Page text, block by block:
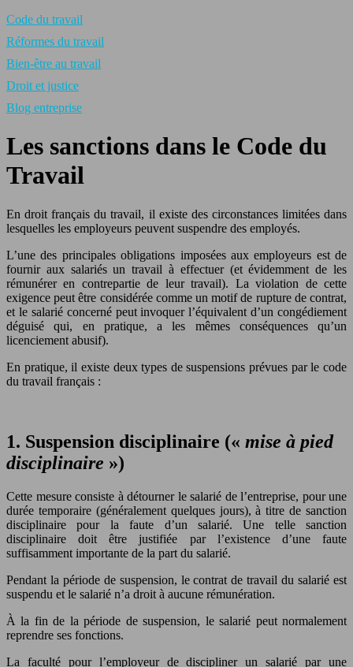
Code du travail
Réformes du travail
Bien-être au travail
Droit et justice
Blog entreprise
Les sanctions dans le Code du
Travail
En droit français du travail, il existe des circonstances limitées dans
lesquelles les employeurs peuvent suspendre des employés.
L’une des principales obligations imposées aux employeurs est de
fournir aux salariés un travail à effectuer (et évidemment de les
rémunérer en contrepartie de leur travail). La violation de cette
exigence peut être considérée comme un motif de rupture de contrat,
et le salarié concerné peut invoquer l’équivalent d’un congédiement
déguisé qui, en pratique, a les mêmes conséquences qu’un
licenciement abusif).
En pratique, il existe deux types de suspensions prévues par le code
du travail français :
1. Suspension disciplinaire (« mise à pied
disciplinaire »)
Cette mesure consiste à détourner le salarié de l’entreprise, pour une
durée temporaire (généralement quelques jours), à titre de sanction
disciplinaire pour la faute d’un salarié. Une telle sanction
disciplinaire doit être justifiée par l’existence d’une faute
suffisamment importante de la part du salarié.
Pendant la période de suspension, le contrat de travail du salarié est
suspendu et le salarié n’a droit à aucune rémunération.
À la fin de la période de suspension, le salarié peut normalement
reprendre ses fonctions.
La faculté pour l’employeur de discipliner un salarié par une